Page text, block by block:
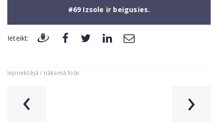
#69 Izsole ir beigusies.
Ieteikt:
Iepriekšējā / nākamā lote:
‹ ›